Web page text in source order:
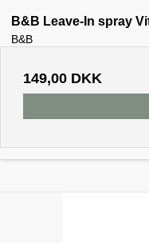
B&B Leave-In spray
B&B
149,00 DKK